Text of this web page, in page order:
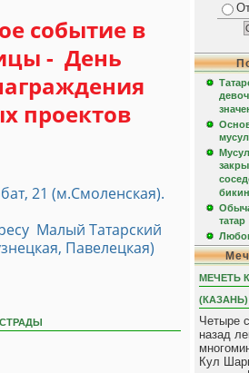
событие в
- День
проектов
21 (м.Смоленская).
Малый Татарский
Павелецкая)
татар
МЕЧЕТЬ
(КАЗАНЬ)
Четыре
назад
Кул